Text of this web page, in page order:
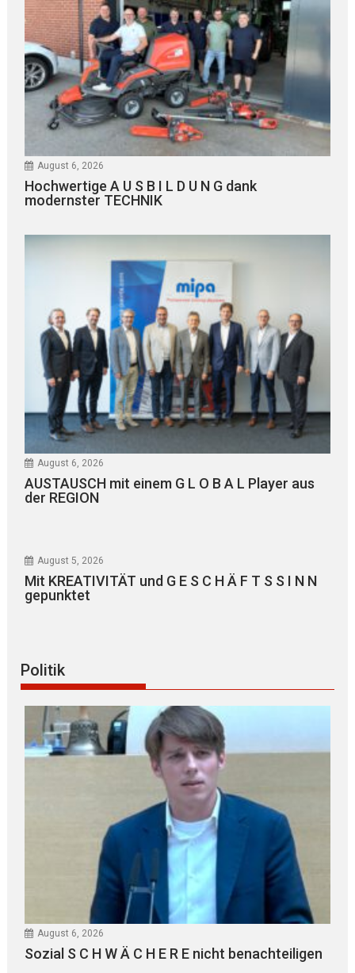
August 6, 2026
Hochwertige A U S B I L D U N G dank
modernster TECHNIK
August 6, 2026
AUSTAUSCH mit einem G L O B A L Player aus
der REGION
August 5, 2026
Mit KREATIVITÄT und G E S C H Ä F T S S I N N
gepunktet
Politik
August 6, 2026
Sozial S C H W Ä C H E R E nicht benachteiligen